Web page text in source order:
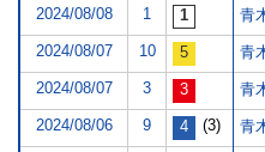
2024/08/08 1 青
2024/08/07 10 青
2024/08/07 3 青
2024/08/06 9 (3) 青